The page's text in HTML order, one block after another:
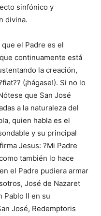
sinfónico y
divina.
el Padre es el
continuamente está
la creación,
(¡hágase!). Si no lo
que San José
a la naturaleza del
quien habla es el
y su principal
Jesus: ?Mi Padre
también lo hace
el Padre pudiera armar
José de Nazaret
Pablo II en su
José, Redemptoris